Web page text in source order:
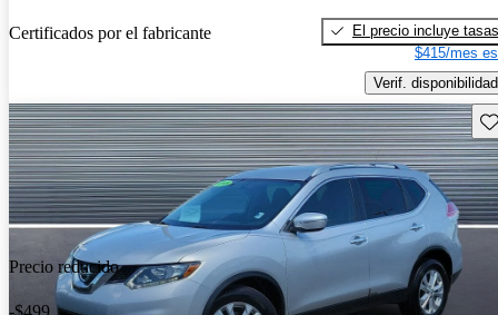
Certificados por el fabricante
El precio incluye tasas
$415/mes
Verif. disponibilidad
Precio reducido